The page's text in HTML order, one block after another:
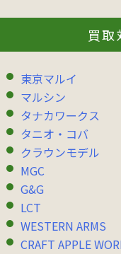
買取
東京マルイ
マルシン
タナカワークス
タニオ・コバ
クラウンモデル
MGC
G&G
LCT
WESTERN ARMS
CRAFT APPLE